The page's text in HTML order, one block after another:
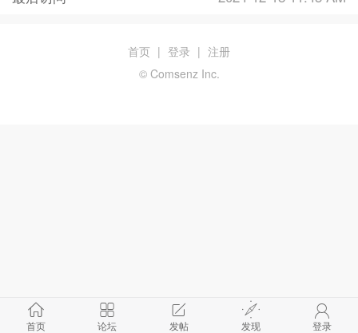
首页 论坛 发帖 发现 登录
首页 | 登录 | 注册
© Comsenz Inc.